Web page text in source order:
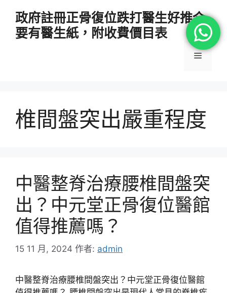
政府註冊正骨復位跌打醫生好推介
要有醫生紙，附收費價目表
選
椎間盤突出嚴重程度
中醫整脊治療腰椎間盤突
出？中元堂正骨復位醫館
值得推薦嗎？
15 11 月, 2024 作者: admin
中醫整脊治療腰椎間盤突出？中元堂正骨復位醫館